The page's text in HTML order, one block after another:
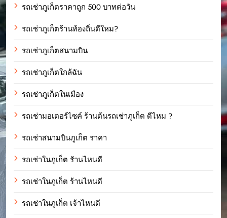
รถเช่าภูเก็ตราคาถูก 500 บาทต่อวัน
รถเช่าภูเก็ตร้านท้องถิ่นดีใหม?
รถเช่าภูเก็ตสนามบิน
รถเช่าภูเก็ตใกล้ฉัน
รถเช่าภูเก็ตในเมือง
รถเช่ามอเตอร์ไซค์ ร้านต้นรถเช่าภูเก็ต ดีไหม ?
รถเช่าสนามบินภูเก็ต ราคา
รถเช่าในภูเก็ต รัานไหนดี
รถเช่าในภูเก็ต ร้านไหนดี
รถเช่าในภูเก็ต เจ้าไหนดี